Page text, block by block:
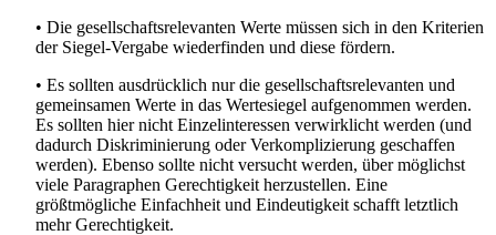
• Die gesellschaftsrelevanten Werte müssen sich in den Kriterien
der Siegel-Vergabe wiederfinden und diese fördern.
• Es sollten ausdrücklich nur die gesellschaftsrelevanten und
gemeinsamen Werte in das Wertesiegel aufgenommen werden.
Es sollten hier nicht Einzelinteressen verwirklicht werden (und
dadurch Diskriminierung oder Verkomplizierung geschaffen
werden). Ebenso sollte nicht versucht werden, über möglichst
viele Paragraphen Gerechtigkeit herzustellen. Eine
größtmögliche Einfachheit und Eindeutigkeit schafft letztlich
mehr Gerechtigkeit.